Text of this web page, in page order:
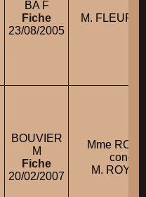
BA F
Fiche
23/08/2005
M.
BOUVIER
M
Fiche
20/02/2007
Mme
M.